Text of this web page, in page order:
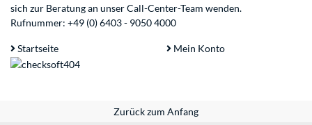
sich zur Beratung an unser Call-Center-Team wenden.
Rufnummer: +49 (0) 6403 - 9050 4000
Startseite Mein Konto
Zurück zum Anfang